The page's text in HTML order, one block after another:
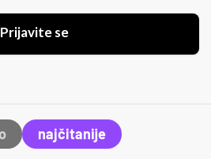
Prijavite se
najčitanije